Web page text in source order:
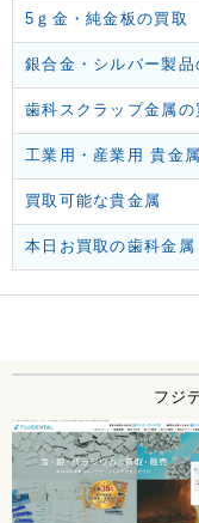
5ｇ金・純金板の買取
銀合金・シルバー製品
歯科スクラップ金属の
工業用・産業用 貴金
買取可能な貴金属
本日お買取の歯科金属
フジ